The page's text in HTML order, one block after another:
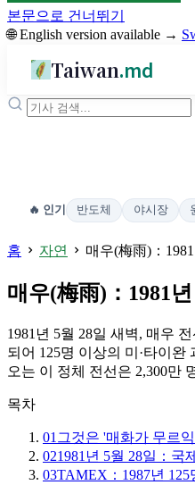
본문으로 건너뛰기
🌐 English version available →
Taiwan.md
🔥 인기 반도체 야시장
홈 자연 매우(梅雨)：
매우(梅雨)：1981
1981년 5월 28일 새벽, 매우
되어 125명 이상의 미·타이
오는 이 정체 전선은 2,300만
목차
01 그것은 '매화가 무르
021981년 5월 28일：국
03TAMEX：1987년